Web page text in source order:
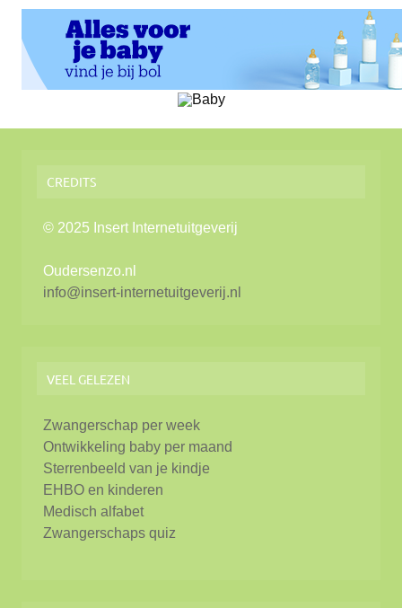
CREDITS
© 2025 Insert Internetuitgeverij
Oudersenzo.nl
info@insert-internetuitgeverij.nl
VEEL GELEZEN
Zwangerschap per week
Ontwikkeling baby per maand
Sterrenbeeld van je kindje
EHBO en kinderen
Medisch alfabet
Zwangerschaps quiz